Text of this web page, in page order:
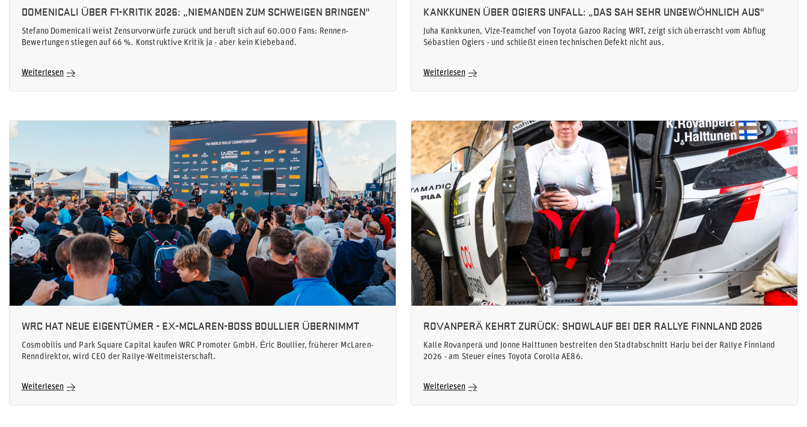
DOMENICALI ÜBER F1-KRITIK 2026: „NIEMANDEN ZUM SCHWEIGEN BRINGEN"
Stefano Domenicali weist Zensurvorwürfe zurück und beruft sich auf 60.000 Fans: Rennen-
Bewertungen stiegen auf 66 %. Konstruktive Kritik ja - aber kein Klebeband.
Weiterlesen
KANKKUNEN ÜBER OGIERS UNFALL: „DAS SAH SEHR UNGEWÖHNLICH AUS"
Juha Kankkunen, Vize-Teamchef von Toyota Gazoo Racing WRT, zeigt sich überrascht vom Abflug
Sébastien Ogiers - und schließt einen technischen Defekt nicht aus.
Weiterlesen
WRC HAT NEUE EIGENTÜMER - EX-MCLAREN-BOSS BOULLIER ÜBERNIMMT
Cosmobilis und Park Square Capital kaufen WRC Promoter GmbH. Éric Boullier, früherer McLaren-
Renndirektor, wird CEO der Rallye-Weltmeisterschaft.
Weiterlesen
ROVANPERÄ KEHRT ZURÜCK: SHOWLAUF BEI DER RALLYE FINNLAND 2026
Kalle Rovanperä und Jonne Halttunen bestreiten den Stadtabschnitt Harju bei der Rallye Finnland
2026 - am Steuer eines Toyota Corolla AE86.
Weiterlesen